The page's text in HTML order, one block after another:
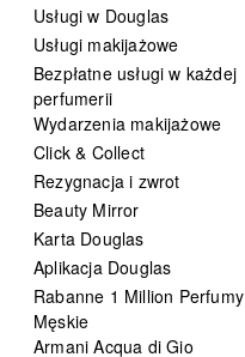
Usługi w Douglas
Usługi makijażowe
Bezpłatne usługi w każdej
perfumerii
Wydarzenia makijażowe
Click & Collect
Rezygnacja i zwrot
Beauty Mirror
Karta Douglas
Aplikacja Douglas
Rabanne 1 Million Perfumy
Męskie
Armani Acqua di Gio